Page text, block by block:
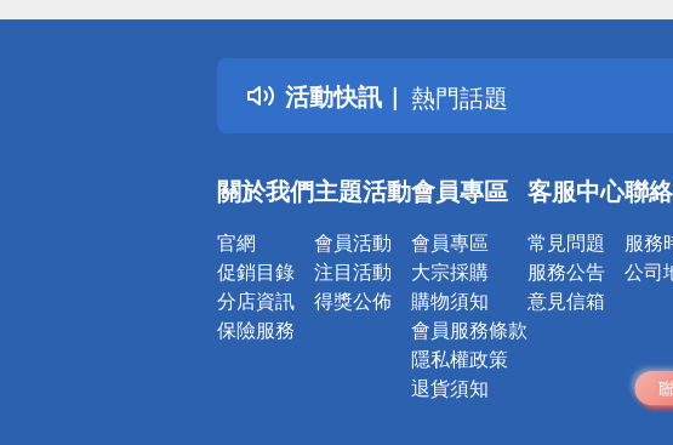
活動快訊
詐騙網頁！請小心！
得獎公告
熱門話題
銀行優惠
詐騙網頁！請小心！
關於我們
官網
促銷目錄
分店資訊
保險服務
主題活動
會員活動
注目活動
得獎公佈
會員專區
會員專區
大宗採購
購物須知
會員服務條款
隱私權政策
退貨須知
客服中心
常見問題
服務公告
意見信箱
聯
服務
公司